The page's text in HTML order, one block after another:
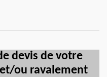
devis de votre
ou ravalement